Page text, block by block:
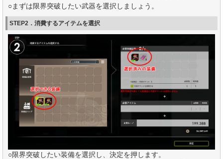
○まずは限界突破したい武器を選択しましょう。
STEP2．消費するアイテムを選択
○限界突破したい装備を選択し、決定を押します。